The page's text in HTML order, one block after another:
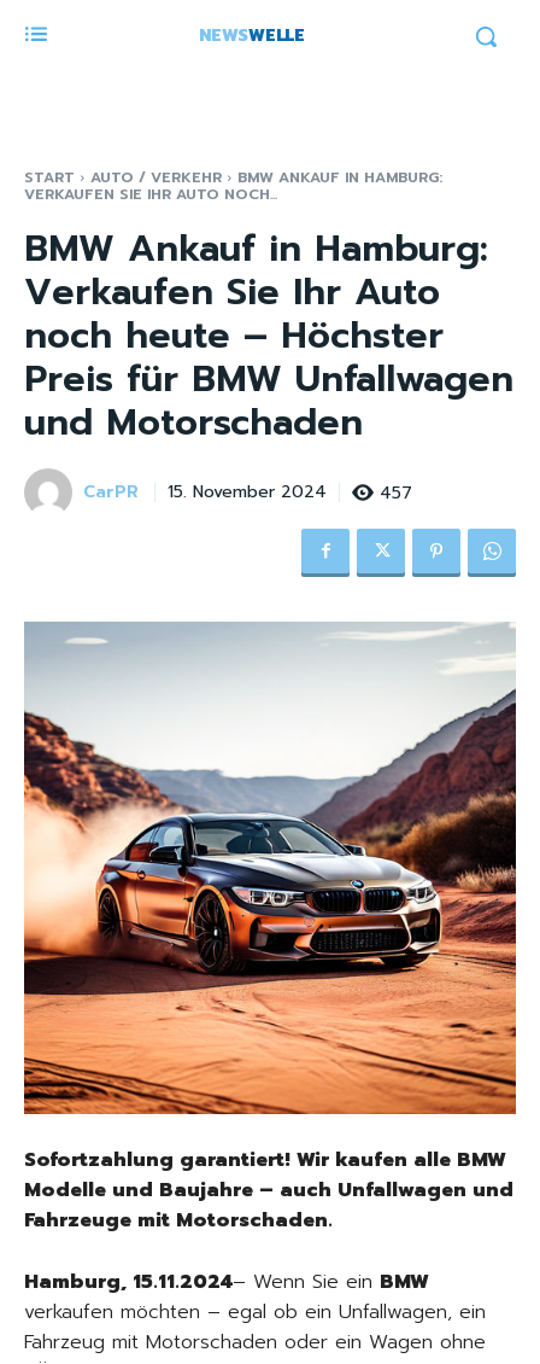
NEWSWELLE
START AUTO / VERKEHR BMW ANKAUF IN HAMBURG:
VERKAUFEN SIE IHR AUTO NOCH...
BMW Ankauf in Hamburg:
Verkaufen Sie Ihr Auto
noch heute – Höchster
Preis für BMW Unfallwagen
und Motorschaden
CarPR 15. November 2024 457
Sofortzahlung garantiert! Wir kaufen alle BMW
Modelle und Baujahre – auch Unfallwagen und
Fahrzeuge mit Motorschaden.
Hamburg, 15.11.2024– Wenn Sie ein BMW
verkaufen möchten – egal ob ein Unfallwagen, ein
Fahrzeug mit Motorschaden oder ein Wagen ohne